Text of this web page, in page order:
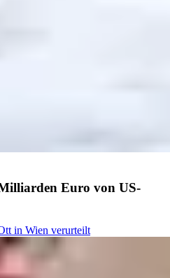
Euro von US-
in Wien verurteilt